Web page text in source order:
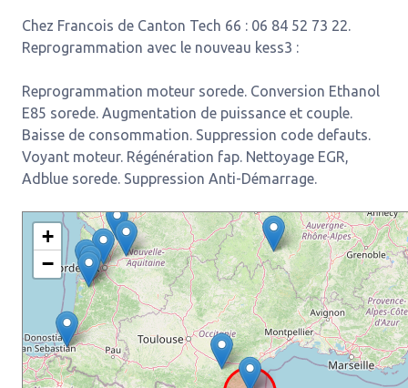
Chez Francois de Canton Tech 66 : 06 84 52 73 22.
Reprogrammation avec le nouveau kess3 :
Reprogrammation moteur sorede. Conversion Ethanol
E85 sorede. Augmentation de puissance et couple.
Baisse de consommation. Suppression code defauts.
Voyant moteur. Régénération fap. Nettoyage EGR,
Adblue sorede. Suppression Anti-Démarrage.
+
−